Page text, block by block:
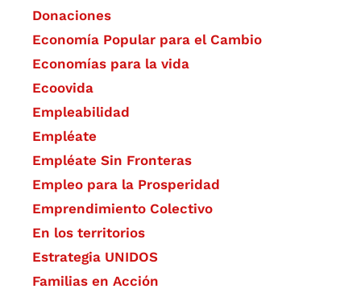
Donaciones
Economía Popular para el Cambio
Economías para la vida
Ecoovida
Empleabilidad
Empléate
Empléate Sin Fronteras
Empleo para la Prosperidad
Emprendimiento Colectivo
En los territorios
Estrategia UNIDOS
Familias en Acción